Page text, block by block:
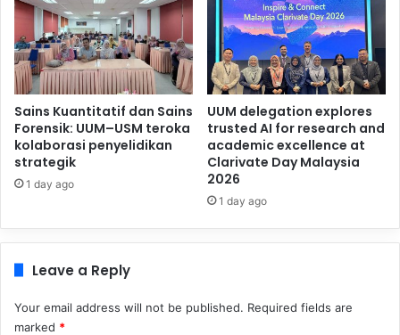
Sains Kuantitatif dan Sains
Forensik: UUM–USM teroka
kolaborasi penyelidikan
strategik
1 day ago
UUM delegation explores
trusted AI for research and
academic excellence at
Clarivate Day Malaysia
2026
1 day ago
Leave a Reply
Your email address will not be published. Required fields are
marked *